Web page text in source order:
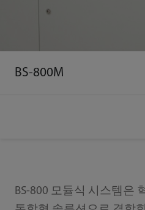
BS-800M
BS-800 모듈식 시스템은